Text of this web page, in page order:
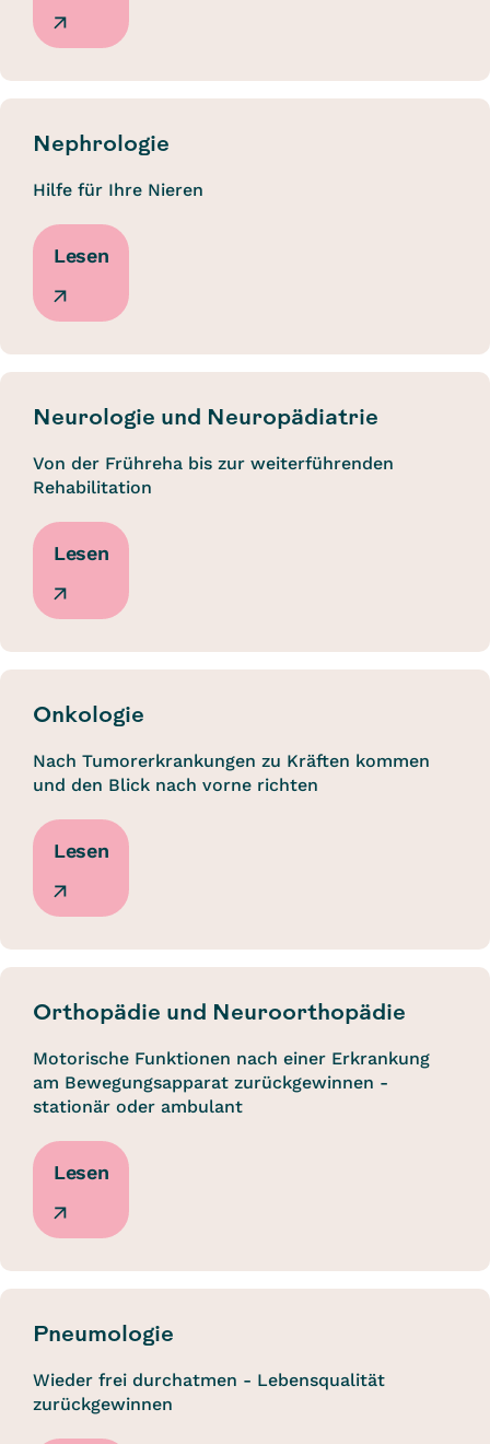
Nephrologie
Hilfe für Ihre Nieren
Lesen
Neurologie und Neuropädiatrie
Von der Frühreha bis zur weiterführenden
Rehabilitation
Lesen
Onkologie
Nach Tumorerkrankungen zu Kräften kommen
und den Blick nach vorne richten
Lesen
Orthopädie und Neuroorthopädie
Motorische Funktionen nach einer Erkrankung
am Bewegungsapparat zurückgewinnen -
stationär oder ambulant
Lesen
Pneumologie
Wieder frei durchatmen - Lebensqualität
zurückgewinnen